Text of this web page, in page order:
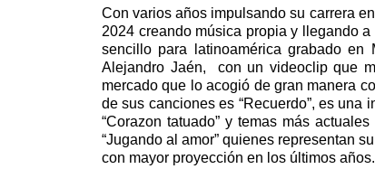
Con varios años impulsando su carrera
2024 creando música propia y llegando
sencillo para latinoamérica grabado
Alejandro Jaén, con un videoclip que
mercado que lo acogió de gran manera
de sus canciones es “Recuerdo”, es
“Corazon tatuado” y temas más
“Jugando al amor” quienes representan
con mayor proyección en los últimos años.